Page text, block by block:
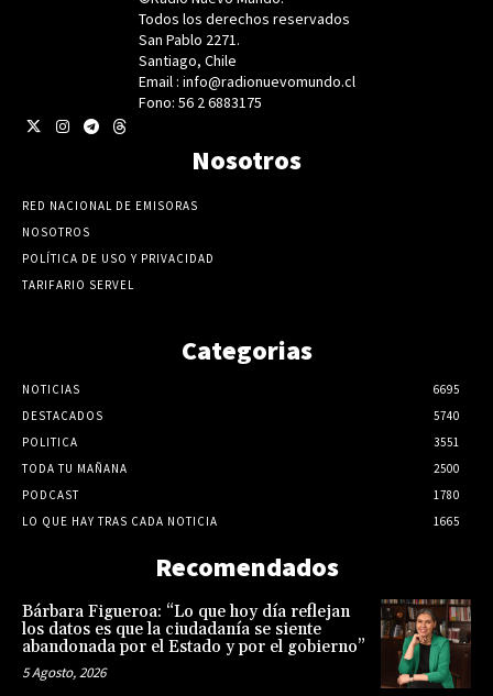
Todos los derechos reservados
San Pablo 2271.
Santiago, Chile
Email : info@radionuevomundo.cl
Fono: 56 2 6883175
Nosotros
RED NACIONAL DE EMISORAS
NOSOTROS
POLÍTICA DE USO Y PRIVACIDAD
TARIFARIO SERVEL
Categorias
NOTICIAS
6695
DESTACADOS
5740
POLITICA
3551
TODA TU MAÑANA
2500
PODCAST
1780
LO QUE HAY TRAS CADA NOTICIA
1665
Recomendados
Bárbara Figueroa: “Lo que hoy día reflejan
los datos es que la ciudadanía se siente
abandonada por el Estado y por el gobierno”
5 Agosto, 2026